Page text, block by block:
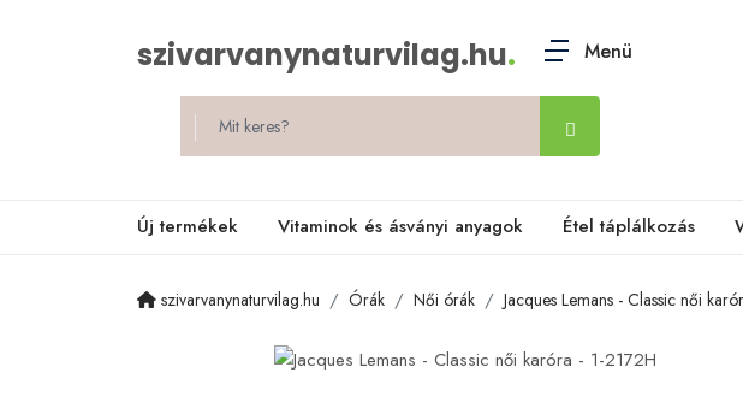
szivarvanynaturvilag.hu. Menü
Új termékek Vitaminok és ásványi anyagok Étel táplálkozás
szivarvanynaturvilag.hu Órák Női órák Jacques Lemans - Classic női